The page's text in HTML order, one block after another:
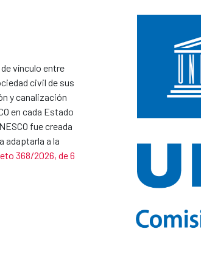
vínculo entre
civil de sus
y canalización
en cada Estado
fue creada
adaptarla a la
368/2026, de 6